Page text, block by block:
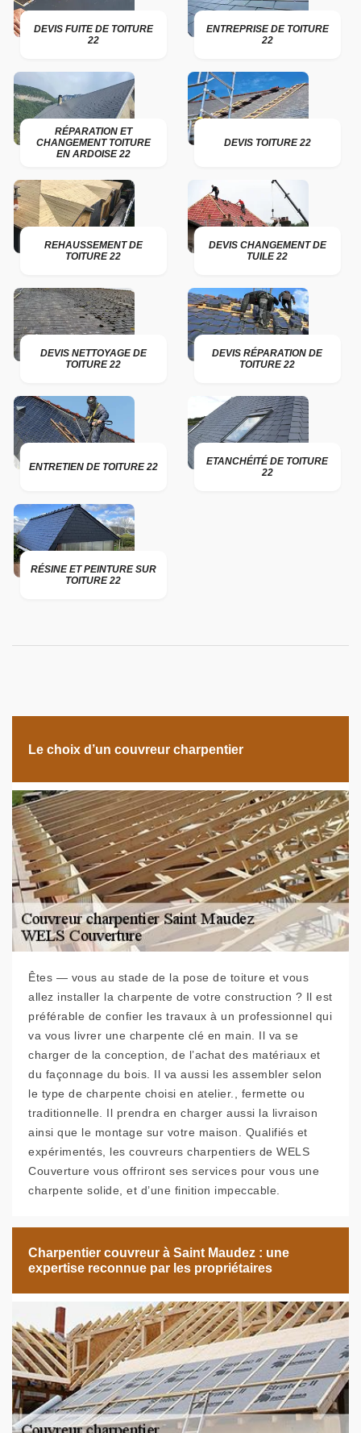
DEVIS FUITE DE TOITURE
22
ENTREPRISE DE TOITURE
22
RÉPARATION ET
CHANGEMENT TOITURE
EN ARDOISE 22
DEVIS TOITURE 22
REHAUSSEMENT DE
TOITURE 22
DEVIS CHANGEMENT DE
TUILE 22
DEVIS NETTOYAGE DE
TOITURE 22
DEVIS RÉPARATION DE
TOITURE 22
ENTRETIEN DE TOITURE 22
ETANCHÉITÉ DE TOITURE
22
RÉSINE ET PEINTURE SUR
TOITURE 22
Le choix d’un couvreur charpentier
Êtes — vous au stade de la pose de toiture et vous
allez installer la charpente de votre construction ? Il est
préférable de confier les travaux à un professionnel qui
va vous livrer une charpente clé en main. Il va se
charger de la conception, de l’achat des matériaux et
du façonnage du bois. Il va aussi les assembler selon
le type de charpente choisi en atelier., fermette ou
traditionnelle. Il prendra en charger aussi la livraison
ainsi que le montage sur votre maison. Qualifiés et
expérimentés, les couvreurs charpentiers de WELS
Couverture vous offriront ses services pour vous une
charpente solide, et d’une finition impeccable.
Charpentier couvreur à Saint Maudez : une
expertise reconnue par les propriétaires